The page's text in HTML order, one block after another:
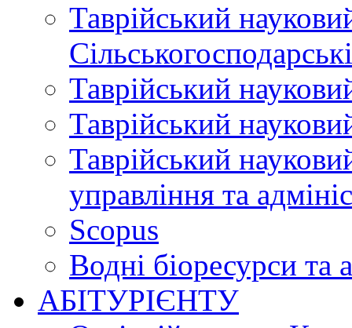
Таврійський
Таврійський
Таврійський
Таврійський
управління та
Scopus
Водні біоресурси та
АБІТУРІЄНТУ